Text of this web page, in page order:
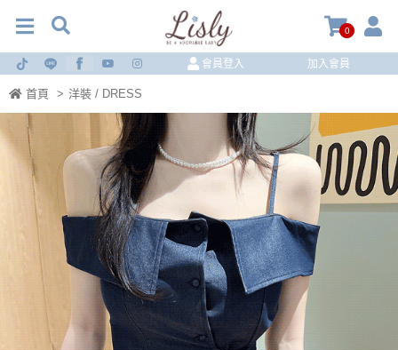
0
會員登入 加入會員
首頁 > 洋裝 / DRESS